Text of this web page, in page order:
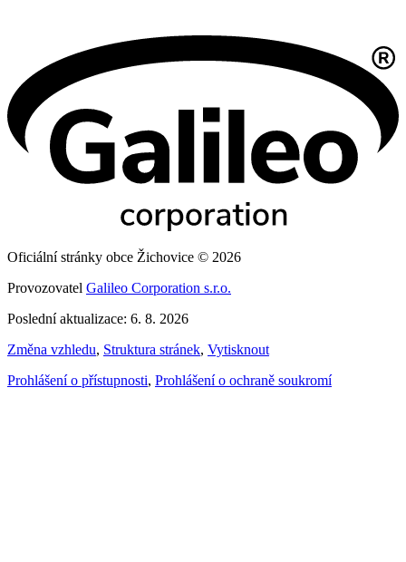
Oficiální stránky obce Žichovice © 2026
Provozovatel Galileo Corporation s.r.o.
Poslední aktualizace: 6. 8. 2026
Změna vzhledu, Struktura stránek, Vytisknout
Prohlášení o přístupnosti, Prohlášení o ochraně soukromí